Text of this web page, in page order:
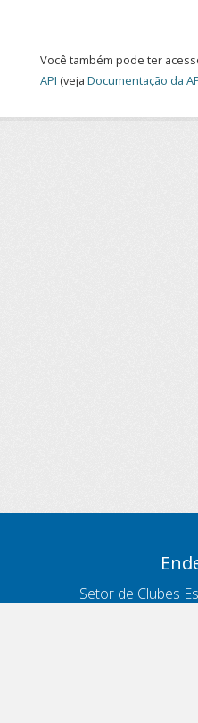
Você também pode ter
API (veja Documentação da
Setor de Clubes